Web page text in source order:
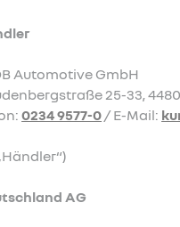
Automotive GmbH
25-33,
0234 9577-0/ E-Mail:
AG